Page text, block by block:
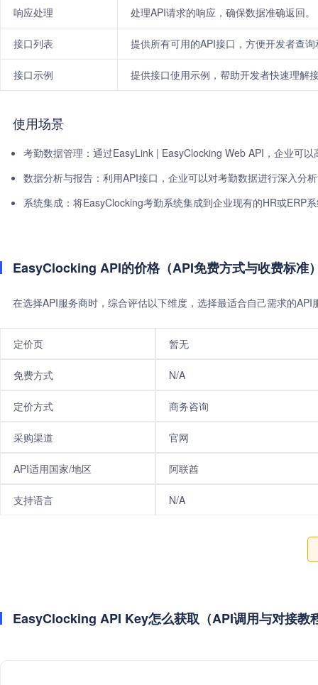
响应处理 处理API请求的响应，确保数据准确返回。
接口列表 提供所有可用的API接口，方便开发者查
接口示例 提供接口使用示例，帮助开发者快速理解
使用场景
考勤数据管理：通过EasyLink | EasyClocking Web API，企业可
数据分析与报告：利用API接口，企业可以对考勤数据进行深入分
系统集成：将EasyClocking考勤系统集成到企业现有的HR或ERP
EasyClocking API的价格（API免费方式与收费标准
在选择API服务商时，综合评估以下维度，选择最适合自己需求的
定价页 暂无
免费方式 N/A
定价方式 商务咨询
采购渠道 官网
API适用国家/地区 阿联酋
支持语言 N/A
EasyClocking API Key怎么获取（API调用与对接教